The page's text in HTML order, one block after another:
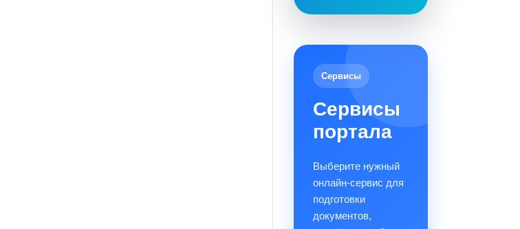
Сервисы
Сервисы
портала
Выберите нужный
онлайн-сервис для
подготовки
документов,